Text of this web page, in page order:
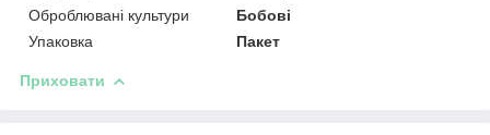
Оброблювані культури
Бобові
Упаковка
Пакет
Приховати